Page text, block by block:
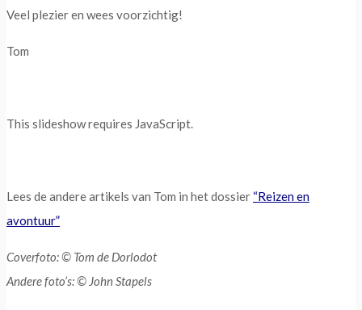
Veel plezier en wees voorzichtig!
Tom
This slideshow requires JavaScript.
Lees de andere artikels van Tom in het dossier “Reizen en
avontuur”
Coverfoto: © Tom de Dorlodot
Andere foto’s: © John Stapels